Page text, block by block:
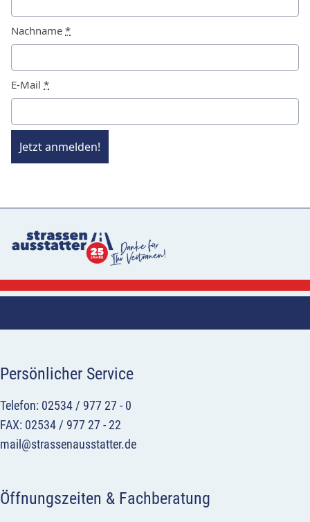
Nachname *
E-Mail *
Jetzt anmelden!
Persönlicher Service
Telefon: 02534 / 977 27 - 0
FAX: 02534 / 977 27 - 22
mail@strassenausstatter.de
Öffnungszeiten & Fachberatung